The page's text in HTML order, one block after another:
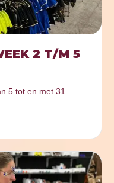
2 T/M 5
5 tot en met 31